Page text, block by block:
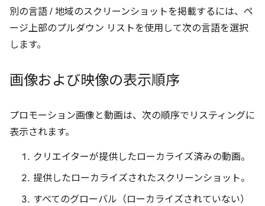
別の言語 / 地域のスクリーンショットを掲載するには、ペ
ージ上部のプルダウン リストを使用して次の言語を選択
します。
画像および映像の表示順序
プロモーション画像と動画は、次の順序でリスティングに
表示されます。
クリエイターが提供したローカライズ済みの動画。
提供したローカライズされたスクリーンショット。
すべてのグローバル（ローカライズされていない）